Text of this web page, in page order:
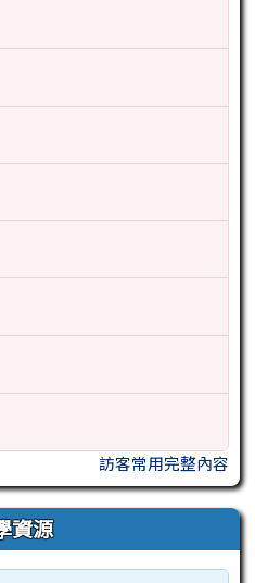
訪客常用完整內容
資源